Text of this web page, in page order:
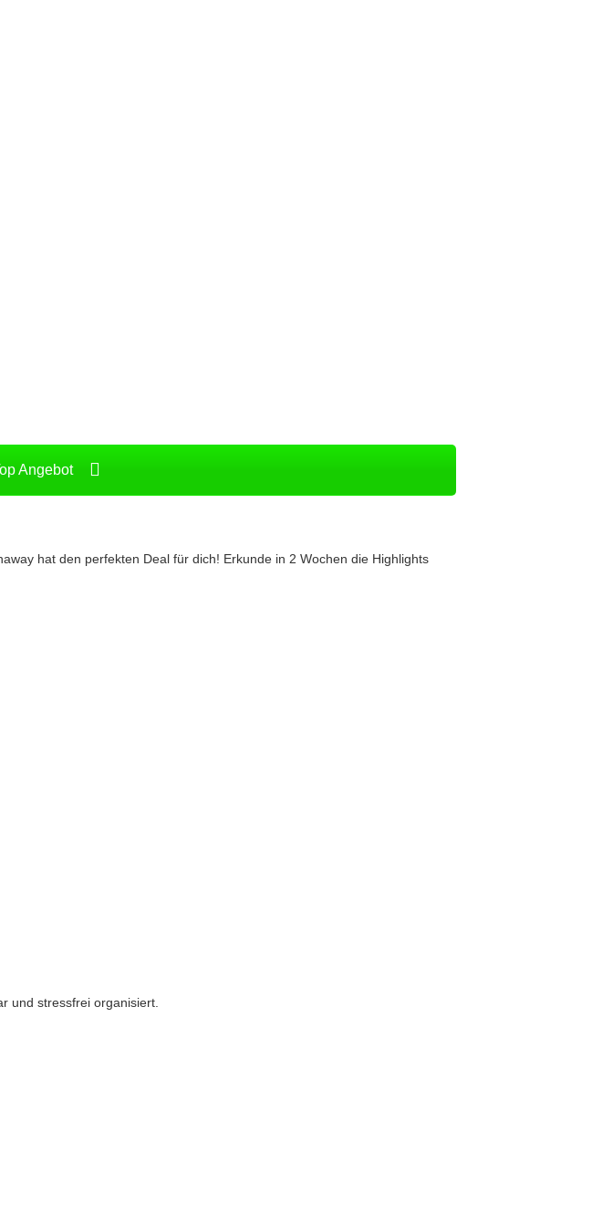
Angebot
hat den perfekten Deal für dich! Erkunde in 2 Wochen die Highlights
und stressfrei organisiert.